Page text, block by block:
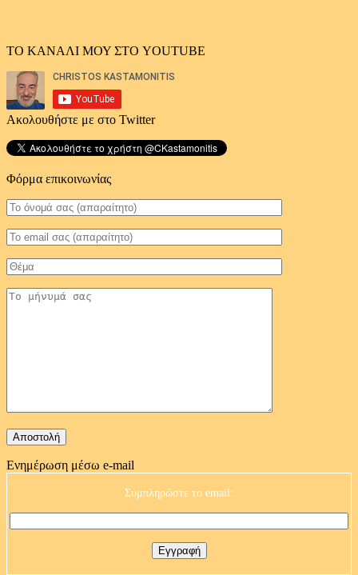
ΤΟ ΚΑΝΑΛΙ ΜΟΥ ΣΤΟ YOUTUBE
Ακολουθήστε με στο Twitter
Φόρμα επικοινωνίας
Ενημέρωση μέσω e-mail
Συμπληρώστε το email: